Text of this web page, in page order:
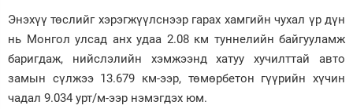
Энэхүү төслийг хэрэгжүүлснээр гарах хамгийн чухал үр дүн
нь Монгол улсад анх удаа 2.08 км туннелийн байгууламж
баригдаж, нийслэлийн хэмжээнд хатуу хучилттай авто
замын сүлжээ 13.679 км-ээр, төмөрбетон гүүрийн хүчин
чадал 9.034 урт/м-ээр нэмэгдэх юм.